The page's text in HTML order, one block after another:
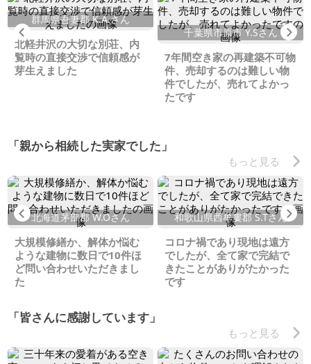
Previous
群馬県吾妻郡 K.A.さん
北軽井沢の大切な別荘、内
覧時の直接交渉で信頼感が
芽生えました
千葉県市原市 Y.Sさん
7年間空き家の再建築不可物
件、売却するのは難しい物
件でしたが、売れてよかっ
たです
「親から相続した実家でした」
もっと見る
Previous
北海道茅部郡 W.Oさん
大規模修繕か、解体か悩む
ような建物に数日で10件ほ
ど問い合わせいただきまし
た
和歌山県西牟婁郡 S.Tさん
コロナ禍であり現地は遠方
でしたが、全て家で完結で
きたことがありがたかった
です
「皆さんに感謝しています」
もっと見る